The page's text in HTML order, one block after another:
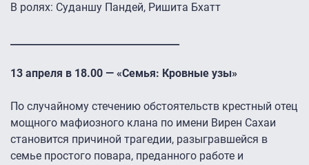
В ролях: Суданшу Пандей, Ришита Бхатт
13 апреля в 18.00 — «Семья: Кровные узы»
По случайному стечению обстоятельств крестный отец
мощного мафиозного клана по имени Вирен Сахаи
становится причиной трагедии, разыгравшейся в
семье простого повара, преданного работе и